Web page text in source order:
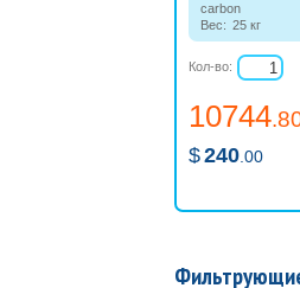
carbon
Вес: 25 кг
Применяется
ионообменных
10744
$240 .00
Кол-во: